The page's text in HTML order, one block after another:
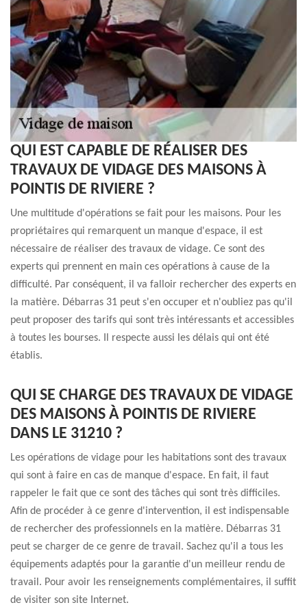
QUI EST CAPABLE DE RÉALISER DES
TRAVAUX DE VIDAGE DES MAISONS À
POINTIS DE RIVIERE ?
Une multitude d'opérations se fait pour les maisons. Pour les
propriétaires qui remarquent un manque d'espace, il est
nécessaire de réaliser des travaux de vidage. Ce sont des
experts qui prennent en main ces opérations à cause de la
difficulté. Par conséquent, il va falloir rechercher des experts en
la matière. Débarras 31 peut s'en occuper et n'oubliez pas qu'il
peut proposer des tarifs qui sont très intéressants et accessibles
à toutes les bourses. Il respecte aussi les délais qui ont été
établis.
QUI SE CHARGE DES TRAVAUX DE VIDAGE
DES MAISONS À POINTIS DE RIVIERE
DANS LE 31210 ?
Les opérations de vidage pour les habitations sont des travaux
qui sont à faire en cas de manque d'espace. En fait, il faut
rappeler le fait que ce sont des tâches qui sont très difficiles.
Afin de procéder à ce genre d'intervention, il est indispensable
de rechercher des professionnels en la matière. Débarras 31
peut se charger de ce genre de travail. Sachez qu'il a tous les
équipements adaptés pour la garantie d'un meilleur rendu de
travail. Pour avoir les renseignements complémentaires, il suffit
de visiter son site Internet.